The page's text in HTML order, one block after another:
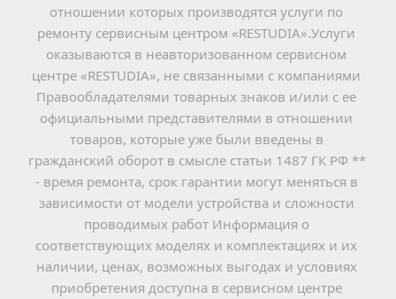
отношении которых производятся услуги по
ремонту сервисным центром «RESTUDIA».Услуги
оказываются в неавторизованном сервисном
центре «RESTUDIA», не связанными с компаниями
Правообладателями товарных знаков и/или с ее
официальными представителями в отношении
товаров, которые уже были введены в
гражданский оборот в смысле статьи 1487 ГК РФ **
- время ремонта, срок гарантии могут меняться в
зависимости от модели устройства и сложности
проводимых работ Информация о
соответствующих моделях и комплектациях и их
наличии, ценах, возможных выгодах и условиях
приобретения доступна в сервисном центре